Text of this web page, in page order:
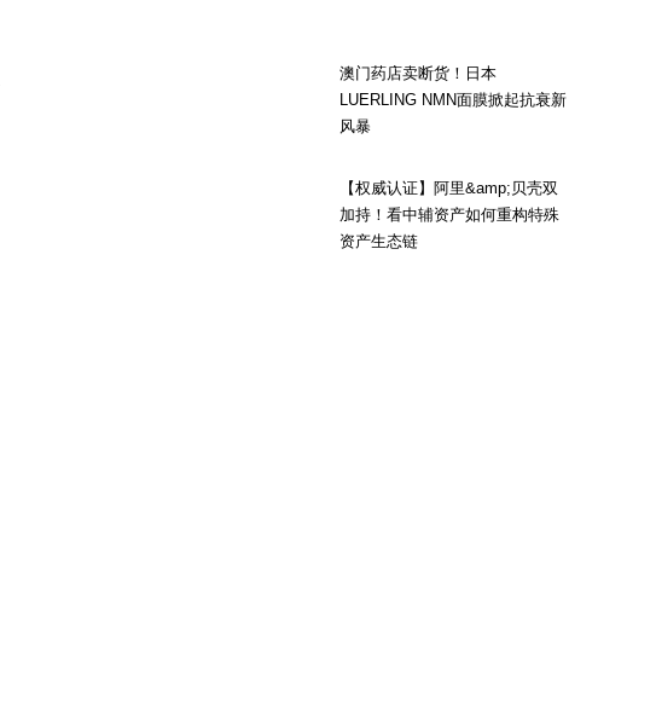
澳门药店卖断货！日本
LUERLING NMN面膜掀起抗衰新
风暴
【权威认证】阿里&amp;贝壳双
加持！看中辅资产如何重构特殊
资产生态链